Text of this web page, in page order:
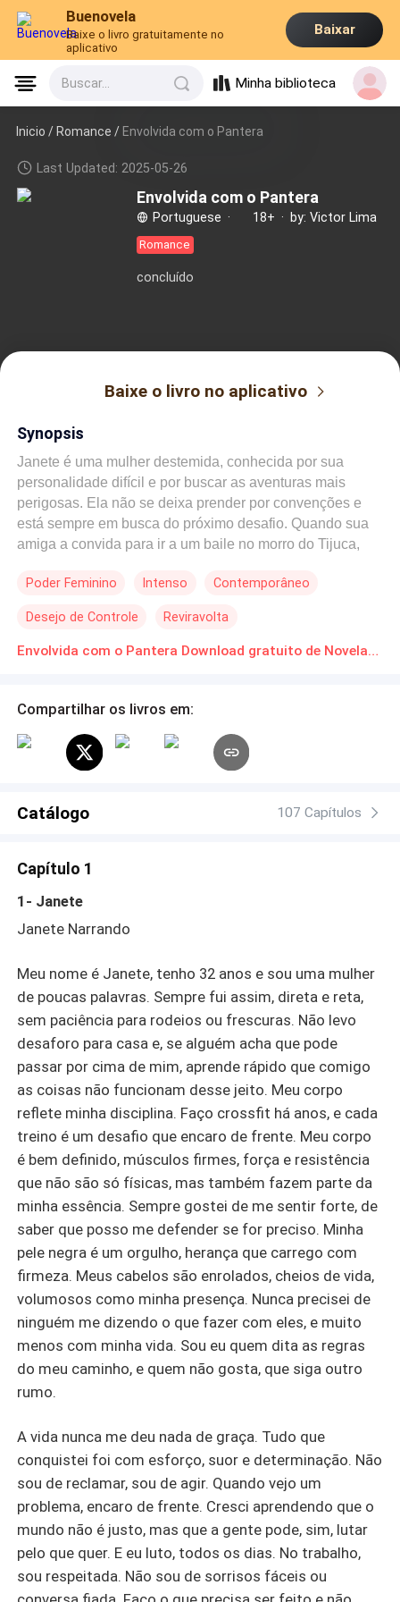
Buenovela
Baixe o livro gratuitamente no
aplicativo
Baixar
Buscar... Minha biblioteca
Inicio /Romance / Envolvida com o Pantera
Last Updated: 2025-05-26
Envolvida com o Pantera
Portuguese · 18+ · by: Victor Lima
Romance
concluído
Baixe o livro no aplicativo
Synopsis
Janete é uma mulher destemida, conhecida por sua
personalidade difícil e por buscar as aventuras mais
perigosas. Ela não se deixa prender por convenções e
está sempre em busca do próximo desafio. Quando sua
amiga a convida para ir a um baile no morro do Tijuca,
irresistível.No entanto, o que era para ser apenas uma
perigo quando ela conhece Pantera, um homem
enigmático e cheio de mistério. Ele é o tipo de homem
ao seu redor.A atração entre eles é instantânea, e Janete
e desejos intensos. Mas Pantera tem seus próprios
segredos e, ao se envolver com ele, Janete precisa
as consequências de se jogar em um mundo onde o
perderá em um jogo que pode mudar sua vida para
sempre?
Poder Feminino Intenso Contemporâneo
Desejo de Controle Reviravolta
Envolvida com o Pantera Download gratuito de Novelas Online em PDF
Compartilhar os livros em:
Catálogo 107 Capítulos
Capítulo 1
1- Janete
Janete Narrando
Meu nome é Janete, tenho 32 anos e sou uma mulher
de poucas palavras. Sempre fui assim, direta e reta,
sem paciência para rodeios ou frescuras. Não levo
desaforo para casa e, se alguém acha que pode
passar por cima de mim, aprende rápido que comigo
as coisas não funcionam desse jeito. Meu corpo
reflete minha disciplina. Faço crossfit há anos, e cada
treino é um desafio que encaro de frente. Meu corpo
é bem definido, músculos firmes, força e resistência
que não são só físicas, mas também fazem parte da
minha essência. Sempre gostei de me sentir forte, de
saber que posso me defender se for preciso. Minha
pele negra é um orgulho, herança que carrego com
firmeza. Meus cabelos são enrolados, cheios de vida,
volumosos como minha presença. Nunca precisei de
ninguém me dizendo o que fazer com eles, e muito
menos com minha vida. Sou eu quem dita as regras
do meu caminho, e quem não gosta, que siga outro
rumo.
A vida nunca me deu nada de graça. Tudo que
conquistei foi com esforço, suor e determinação. Não
sou de reclamar, sou de agir. Quando vejo um
problema, encaro de frente. Cresci aprendendo que o
mundo não é justo, mas que a gente pode, sim, lutar
pelo que quer. E eu luto, todos os dias. No trabalho,
sou respeitada. Não sou de sorrisos fáceis ou